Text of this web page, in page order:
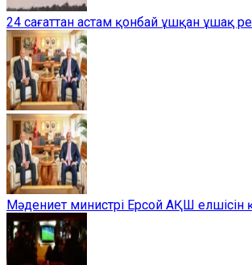
24 сағаттан астам қонбай ұшқан ұшақ
Мәдениет министрі Ерсой АҚШ